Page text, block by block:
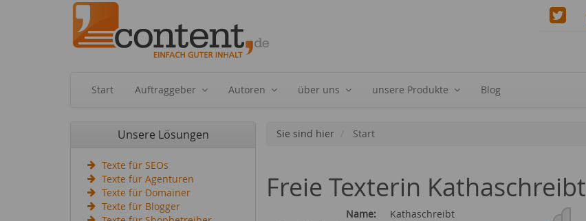
Start Auftraggeber Autoren über uns unsere Produkte Blog
Unsere Lösungen
Texte für SEOs
Texte für Agenturen
Texte für Domainer
Texte für Blogger
Sie sind hier Start
Freie Texterin Kathaschreibt
Name:
Kathaschreibt